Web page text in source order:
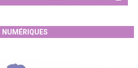
email
NUMÉRIQUES